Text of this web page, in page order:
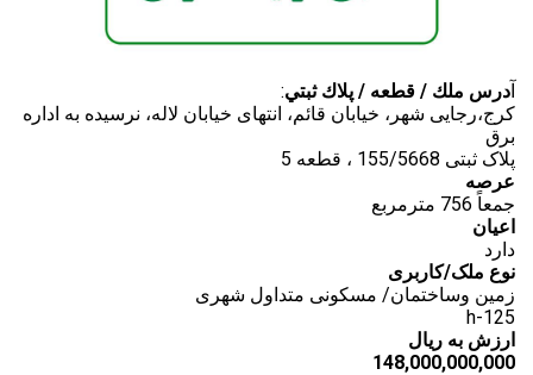
:آدرس ملك / قطعه / پلاك ثبتي
کرج،رجایی شهر، خیابان قائم، انتهای خیابان لاله، نرسیده به اداره
برق
5 پلاک ثبتی 155/5668 ، قطعه
عرصه
جمعاً 756 مترمربع
اعیان
دارد
نوع ملک/کاربری
زمین وساختمان/ مسکونی متداول شهری
h-125
ارزش به ریال
148,000,000,000